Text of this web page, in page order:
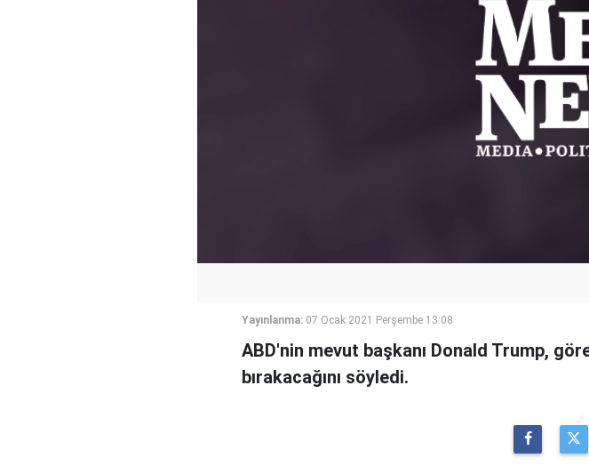
Yayınlanma: 07 Ocak 2021 Perşembe 13:08
ABD'nin mevut başkanı Donald Trump,
bırakacağını söyledi.